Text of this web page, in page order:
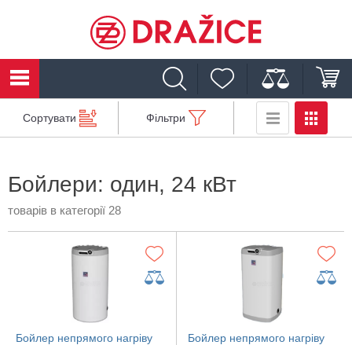
Сортувати Фільтри
Бойлери: один, 24 кВт
товарів в категорії 28
Бойлер непрямого нагріву
Бойлер непрямого нагріву